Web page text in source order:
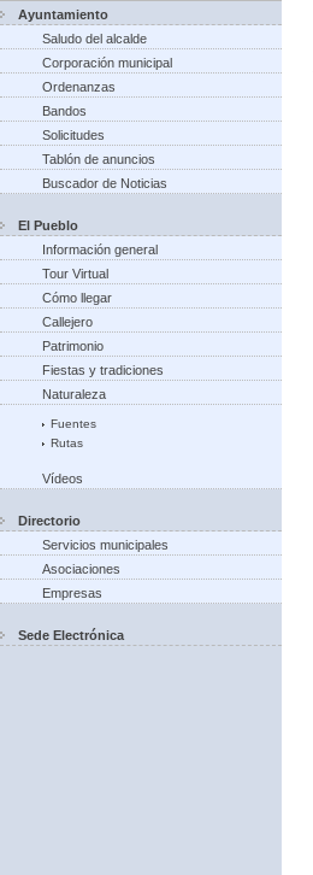
Ayuntamiento
Saludo del alcalde
Corporación municipal
Ordenanzas
Bandos
Solicitudes
Tablón de anuncios
Buscador de Noticias
El Pueblo
Información general
Tour Virtual
Cómo llegar
Callejero
Patrimonio
Fiestas y tradiciones
Naturaleza
Fuentes
Rutas
Vídeos
Directorio
Servicios municipales
Asociaciones
Empresas
Sede Electrónica